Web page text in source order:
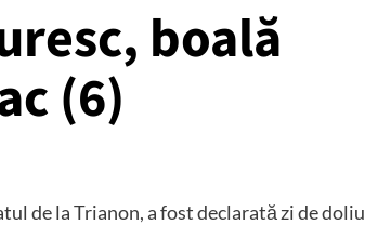
boală
(6)
de la Trianon, a fost declarată zi de doliu